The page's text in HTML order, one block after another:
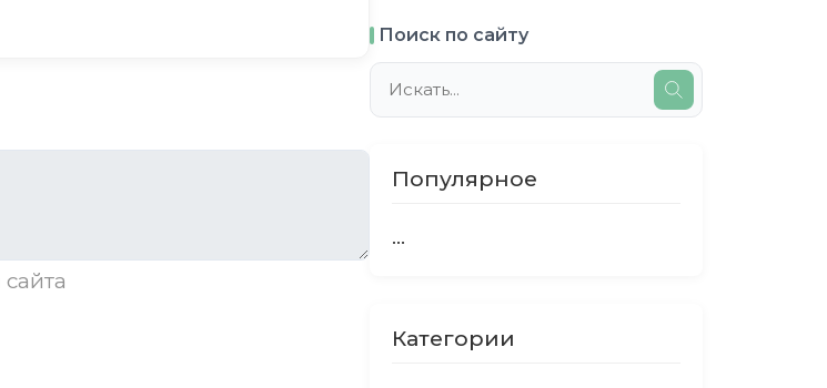
сайта
Поиск по сайту
Популярное
...
Категории